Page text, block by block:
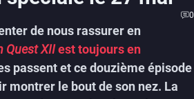
0
de nous rassurer en
Quest XIIest toujours en
passent et ce douzième épisode
montrer le bout de son nez. La